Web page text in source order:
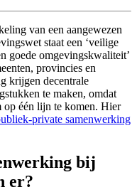
van een aangewezen
staat een ‘veilige
goede omgevingskwaliteit’
provincies en
krijgen decentrale
te maken, omdat
op één lijn te komen. Hier
private samenwerking
bij
er?